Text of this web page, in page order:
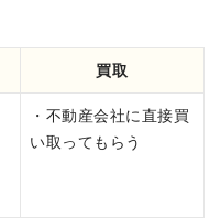
買取
・不動産会社に直接買
い取ってもらう